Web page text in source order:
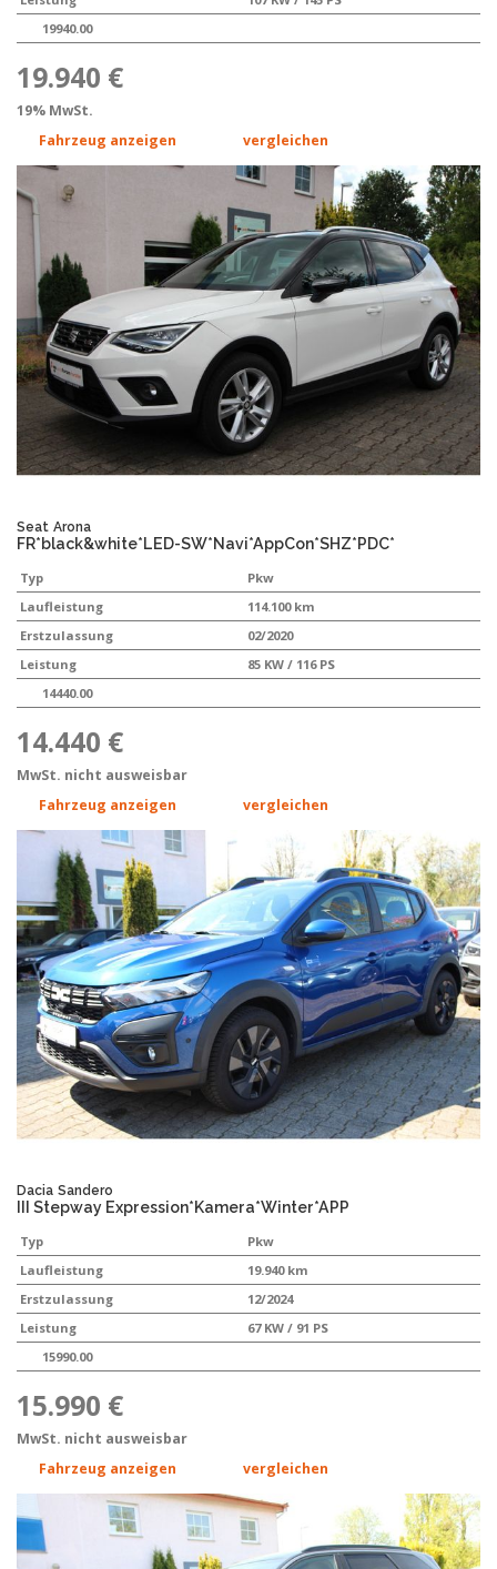
19940.00
19.940 €
19% MwSt.
Fahrzeug anzeigen
vergleichen
Seat Arona
FR*black&white*LED-SW*Navi*AppCon*SHZ*PDC*
Typ
Pkw
Laufleistung
114.100 km
Erstzulassung
02/2020
Leistung
85 KW / 116 PS
14440.00
14.440 €
MwSt. nicht ausweisbar
Fahrzeug anzeigen
vergleichen
Dacia Sandero
III Stepway Expression*Kamera*Winter*APP
Typ
Pkw
Laufleistung
19.940 km
Erstzulassung
12/2024
Leistung
67 KW / 91 PS
15990.00
15.990 €
MwSt. nicht ausweisbar
Fahrzeug anzeigen
vergleichen